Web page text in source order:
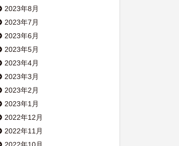
2023年8月
2023年7月
2023年6月
2023年5月
2023年4月
2023年3月
2023年2月
2023年1月
2022年12月
2022年11月